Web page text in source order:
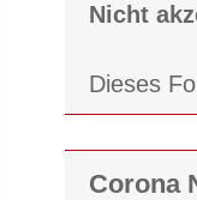
Nicht
Dieses
Corona